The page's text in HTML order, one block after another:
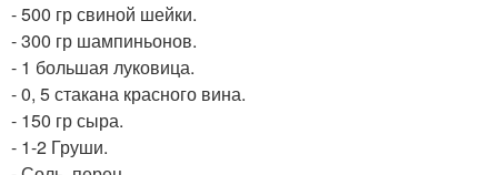
- 500 гр свиной шейки.
- 300 гр шампиньонов.
- 1 большая луковица.
- 0, 5 стакана красного вина.
- 150 гр сыра.
- 1-2 Груши.